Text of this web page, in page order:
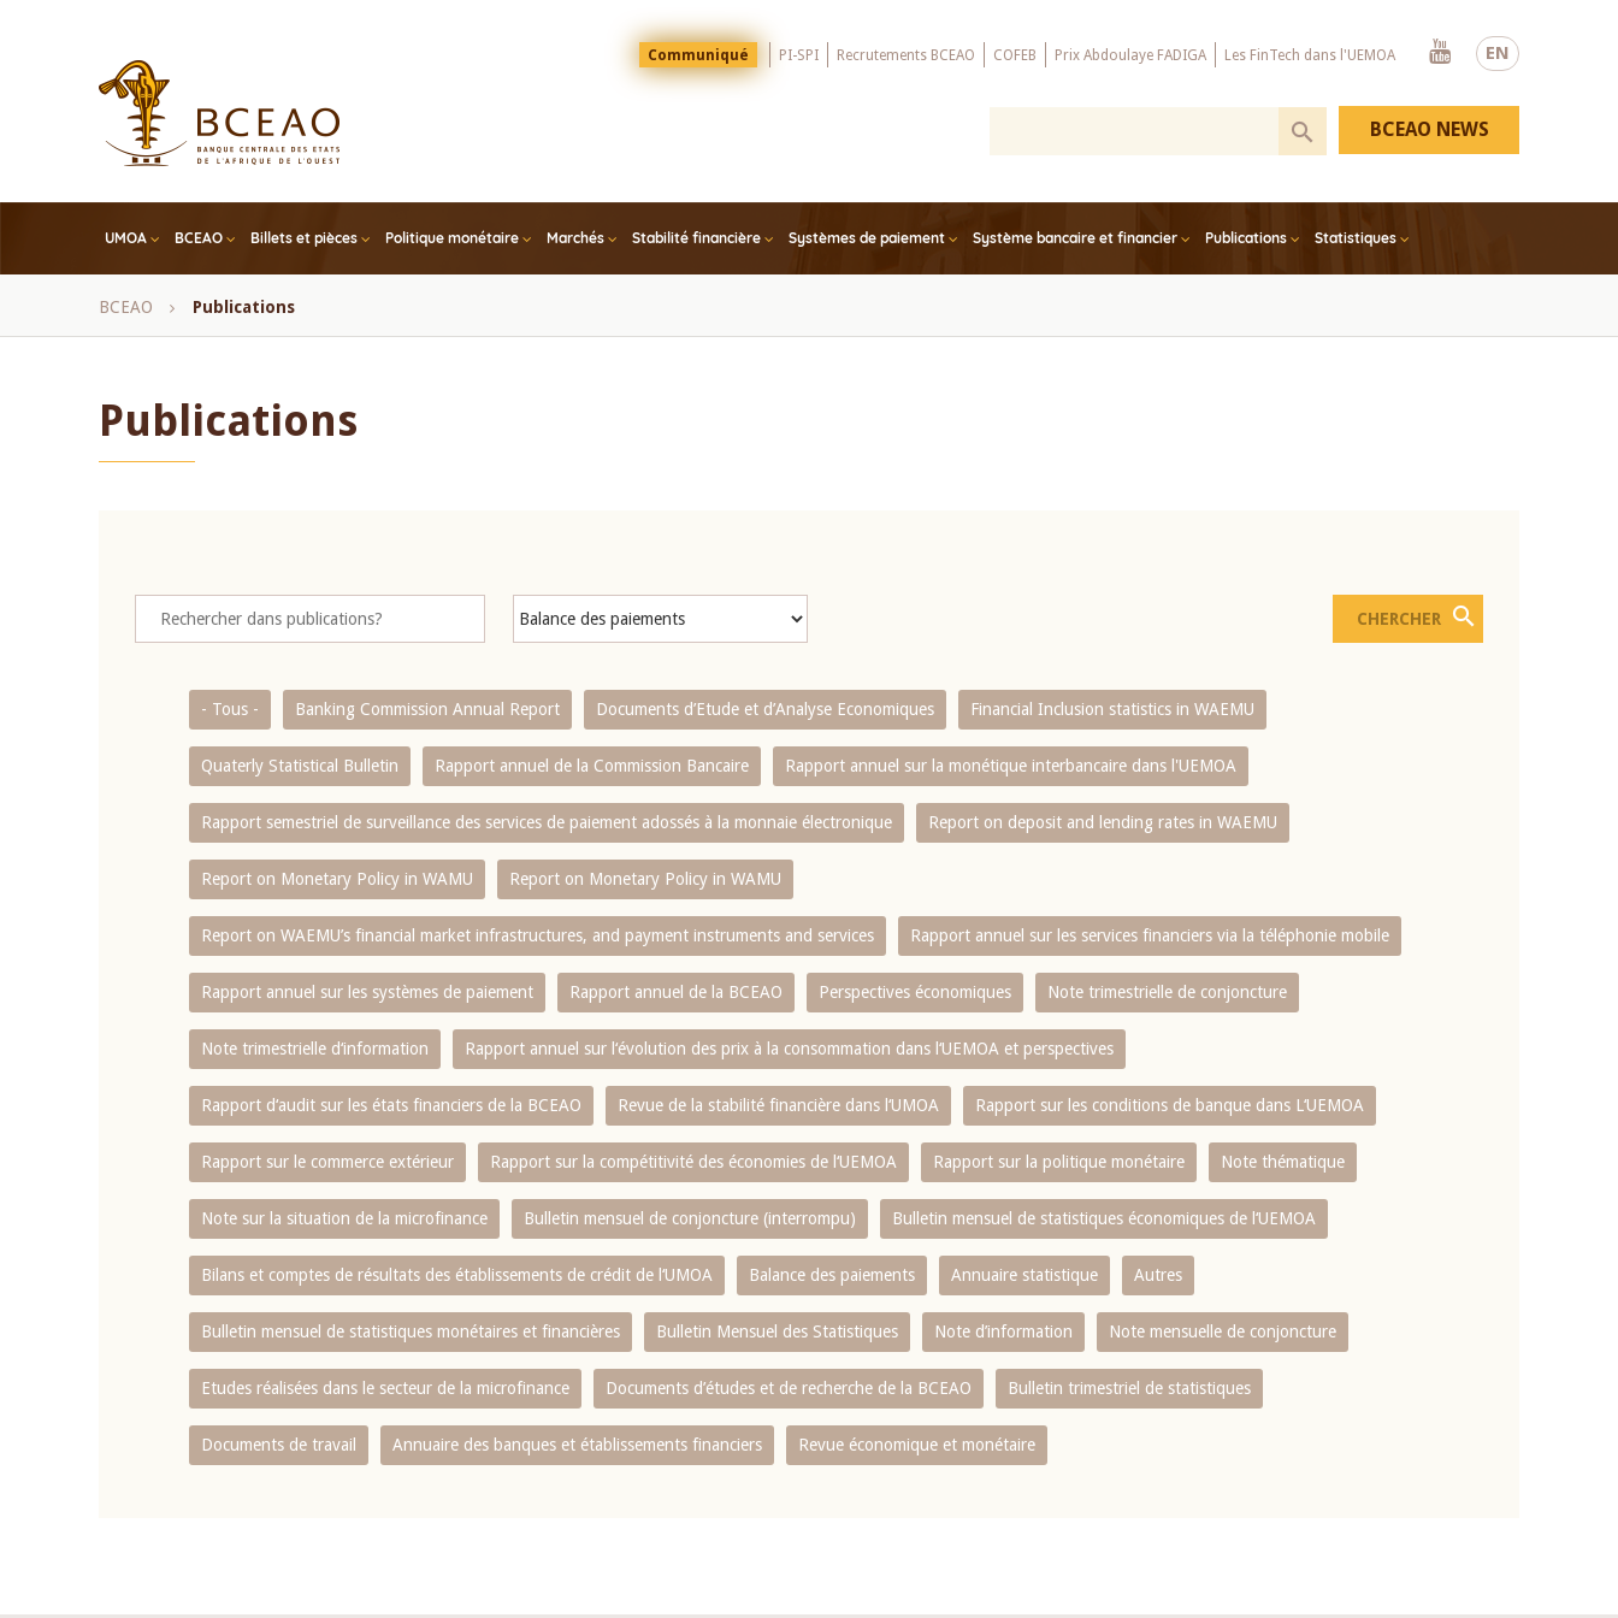
EN
Menu
Top
Communiqué PI-SPI Recrutements BCEAO COFEB Prix Abdoulaye FADIGA Les FinTech dans l'UEMOA
Youtube
UMOA BCEAO Billets et pièces Politique monétaire Marchés Stabilité financière Systèmes de paiement Système bancaire et financier Publications Statistiques
BCEAO NEWS
Fil
BCEAO Publications
Publications
- Tous - Banking Commission Annual Report Documents d’Etude et d’Analyse Economiques Financial Inclusion statistics in WAEMU
Quaterly Statistical Bulletin Rapport annuel de la Commission Bancaire Rapport annuel sur la monétique interbancaire dans l'UEMOA
Rapport semestriel de surveillance des services de paiement adossés à la monnaie électronique Report on deposit and lending rates in WAEMU
Report on Monetary Policy in WAMU Report on Monetary Policy in WAMU
Report on WAEMU’s financial market infrastructures, and payment instruments and services Rapport annuel sur les services financiers via la téléphonie mobile
Rapport annuel sur les systèmes de paiement Rapport annuel de la BCEAO Perspectives économiques Note trimestrielle de conjoncture
Note trimestrielle d‘information Rapport annuel sur l‘évolution des prix à la consommation dans l‘UEMOA et perspectives
Rapport d‘audit sur les états financiers de la BCEAO Revue de la stabilité financière dans l‘UMOA Rapport sur les conditions de banque dans L‘UEMOA
Rapport sur le commerce extérieur Rapport sur la compétitivité des économies de l‘UEMOA Rapport sur la politique monétaire Note thématique
Note sur la situation de la microfinance Bulletin mensuel de conjoncture (interrompu) Bulletin mensuel de statistiques économiques de l‘UEMOA
Bilans et comptes de résultats des établissements de crédit de l‘UMOA Balance des paiements Annuaire statistique Autres
Bulletin mensuel de statistiques monétaires et financières Bulletin Mensuel des Statistiques Note d’information Note mensuelle de conjoncture
Etudes réalisées dans le secteur de la microfinance Documents d’études et de recherche de la BCEAO Bulletin trimestriel de statistiques
Documents de travail Annuaire des banques et établissements financiers Revue économique et monétaire